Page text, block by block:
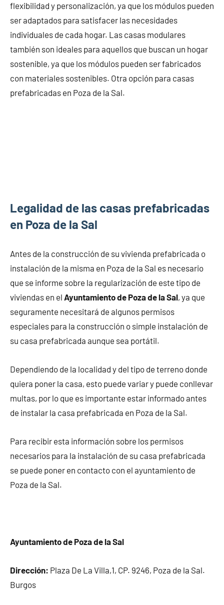
flexibilidad y personalización, ya que los módulos pueden
ser adaptados para satisfacer las necesidades
individuales de cada hogar. Las casas modulares
también son ideales para aquellos que buscan un hogar
sostenible, ya que los módulos pueden ser fabricados
con materiales sostenibles. Otra opción para casas
prefabricadas en Poza de la Sal.
Legalidad de las casas prefabricadas
en Poza de la Sal
Antes de la construcción de su vivienda prefabricada o
instalación de la misma en Poza de la Sal es necesario
que se informe sobre la regularización de este tipo de
viviendas en el Ayuntamiento de Poza de la Sal, ya que
seguramente necesitará de algunos permisos
especiales para la construcción o simple instalación de
su casa prefabricada aunque sea portátil.
Dependiendo de la localidad y del tipo de terreno donde
quiera poner la casa, esto puede variar y puede conllevar
multas, por lo que es importante estar informado antes
de instalar la casa prefabricada en Poza de la Sal.
Para recibir esta información sobre los permisos
necesarios para la instalación de su casa prefabricada
se puede poner en contacto con el ayuntamiento de
Poza de la Sal.
Ayuntamiento de Poza de la Sal
Dirección: Plaza De La Villa,1, CP. 9246, Poza de la Sal.
Burgos